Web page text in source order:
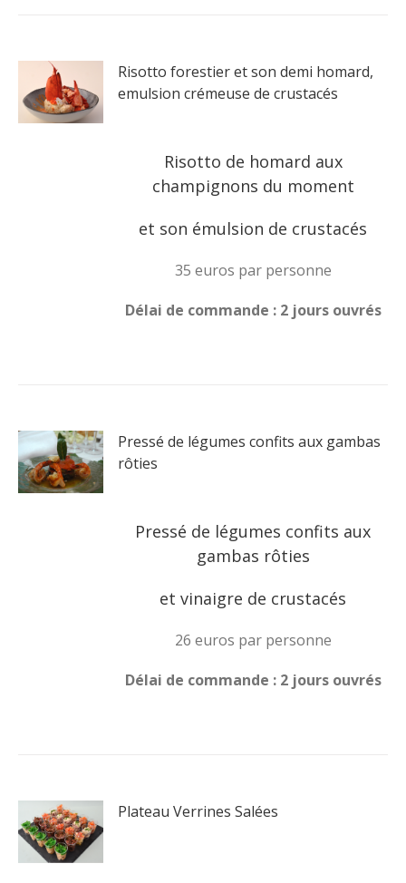
Risotto forestier et son demi homard,
emulsion crémeuse de crustacés
Risotto de homard aux
champignons du moment
et son émulsion de crustacés
35 euros par personne
Délai de commande : 2 jours ouvrés
Pressé de légumes confits aux gambas
rôties
Pressé de légumes confits aux
gambas rôties
et vinaigre de crustacés
26 euros par personne
Délai de commande : 2 jours ouvrés
Plateau Verrines Salées